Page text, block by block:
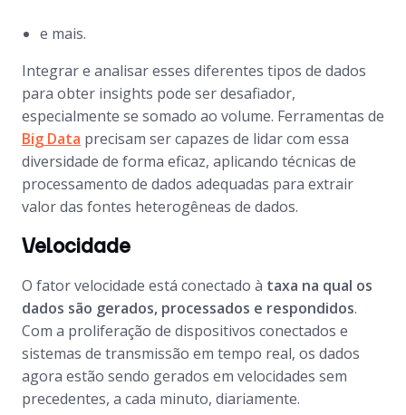
e mais.
Integrar e analisar esses diferentes tipos de dados
para obter insights pode ser desafiador,
especialmente se somado ao volume. Ferramentas de
Big Data precisam ser capazes de lidar com essa
diversidade de forma eficaz, aplicando técnicas de
processamento de dados adequadas para extrair
valor das fontes heterogêneas de dados.
Velocidade
O fator velocidade está conectado à taxa na qual os
dados são gerados, processados e respondidos.
Com a proliferação de dispositivos conectados e
sistemas de transmissão em tempo real, os dados
agora estão sendo gerados em velocidades sem
precedentes, a cada minuto, diariamente.